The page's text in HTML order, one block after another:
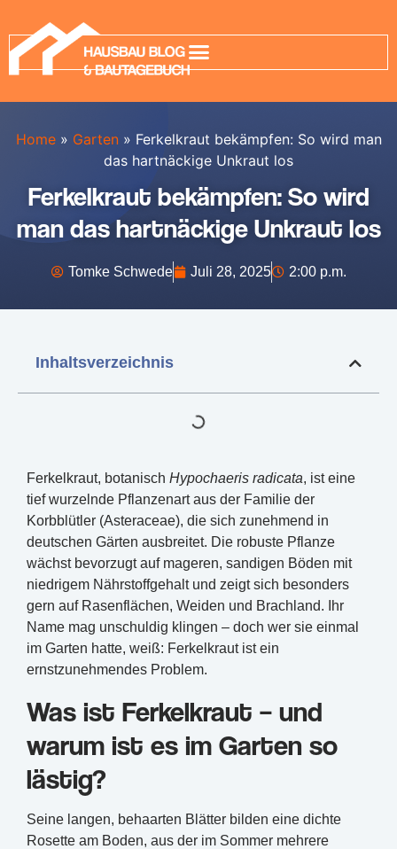
Home » Garten » Ferkelkraut bekämpfen: So wird man
das hartnäckige Unkraut los
Ferkelkraut bekämpfen: So wird
man das hartnäckige Unkraut los
Tomke Schwede Juli 28, 2025 2:00 p.m.
Inhaltsverzeichnis
Ferkelkraut, botanisch Hypochaeris radicata, ist eine
tief wurzelnde Pflanzenart aus der Familie der
Korbblütler (Asteraceae), die sich zunehmend in
deutschen Gärten ausbreitet. Die robuste Pflanze
wächst bevorzugt auf mageren, sandigen Böden mit
niedrigem Nährstoffgehalt und zeigt sich besonders
gern auf Rasenflächen, Weiden und Brachland. Ihr
Name mag unschuldig klingen – doch wer sie einmal
im Garten hatte, weiß: Ferkelkraut ist ein
ernstzunehmendes Problem.
Was ist Ferkelkraut – und
warum ist es im Garten so
lästig?
Seine langen, behaarten Blätter bilden eine dichte
Rosette am Boden, aus der im Sommer mehrere